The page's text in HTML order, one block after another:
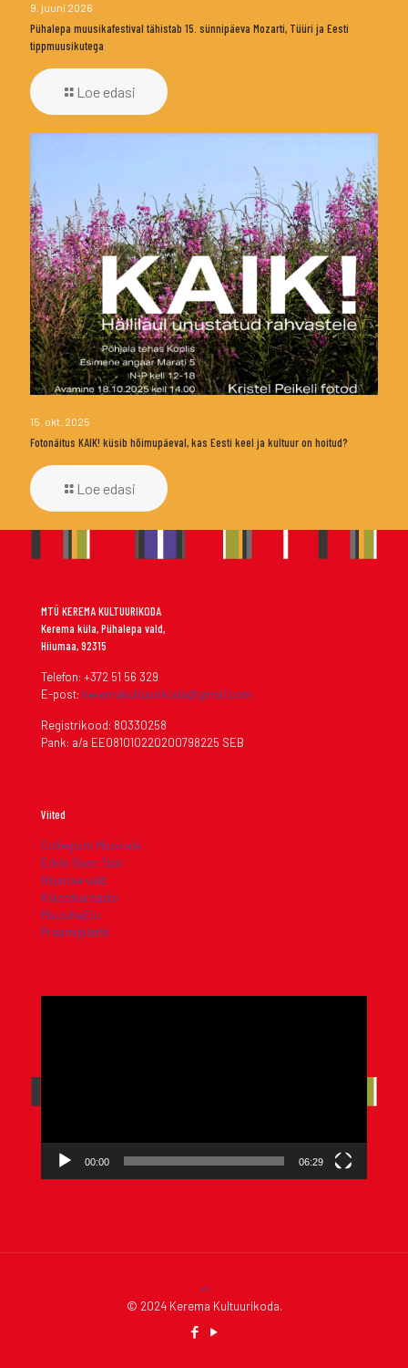
9. juuni 2026
Pühalepa muusikafestival tähistab 15. sünnipäeva Mozarti, Tüüri ja Eesti
tippmuusikutega
Loe edasi
15. okt. 2025
Fotonäitus KAIK! küsib hõimupäeval, kas Eesti keel ja kultuur on hoitud?
Loe edasi
MTÜ KEREMA KULTUURIKODA
Kerema küla, Pühalepa vald,
Hiiumaa, 92315
Telefon: +372 51 56 329
E-post: keremakultuurikoda@gmail.com
Registrikood: 80330258
Pank: a/a EE081010220200798225 SEB
Viited
Collegium Musicale
Erkki-Sven Tüür
Hiiumaa vald
Klassikaraadio
MuusikaElu
Praamipiletid
00:00 06:29
© 2024 Kerema Kultuurikoda.